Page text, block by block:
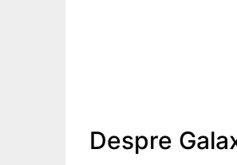
Despre